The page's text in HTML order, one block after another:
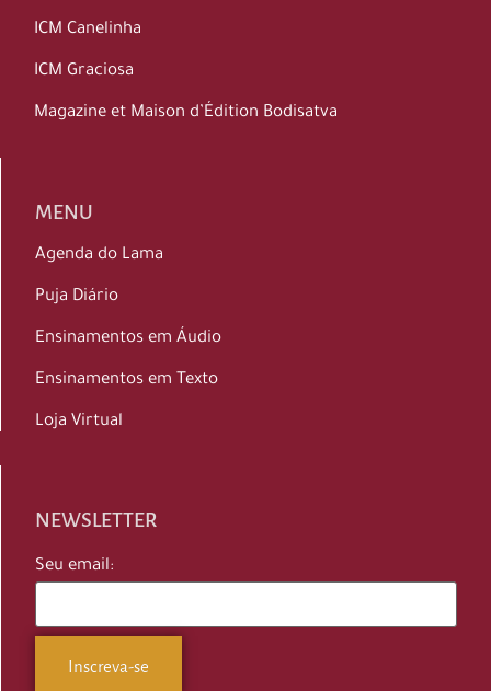
ICM Canelinha
ICM Graciosa
Magazine et Maison d’Édition Bodisatva
MENU
Agenda do Lama
Puja Diário
Ensinamentos em Áudio
Ensinamentos em Texto
Loja Virtual
NEWSLETTER
Seu email: